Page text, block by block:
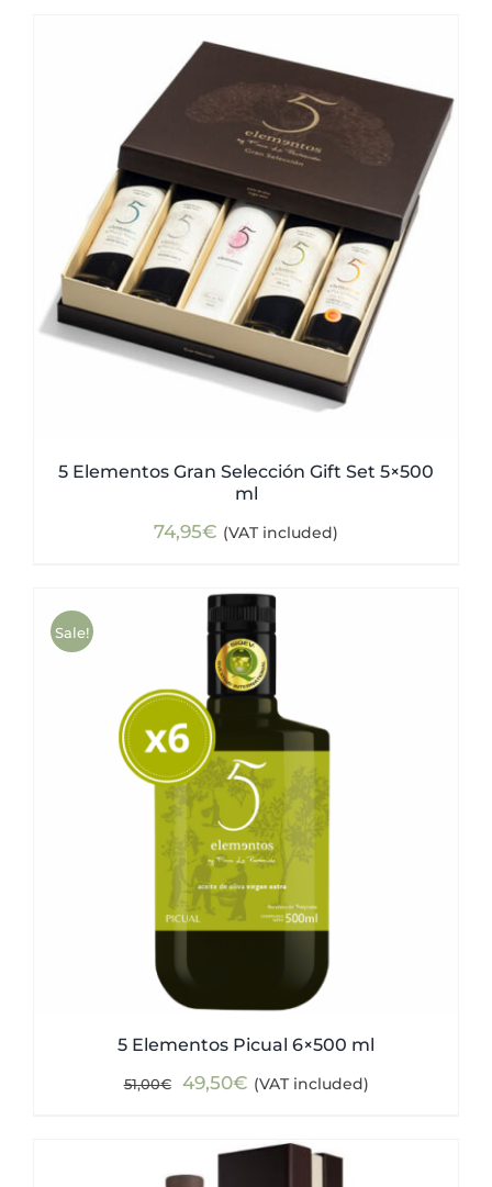
51,00€.49,50€.
5 Elementos Gran Selección Gift Set 5×500
ml
74,95€ (VAT included)
Sale!
5 Elementos Picual 6×500 ml
51,00€
Original
51,00€.
49,50€Current
is:
(VAT included)